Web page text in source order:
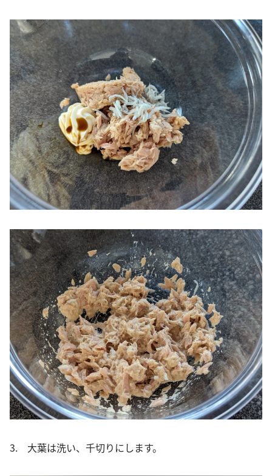
3. 大葉は洗い、千切りにします。